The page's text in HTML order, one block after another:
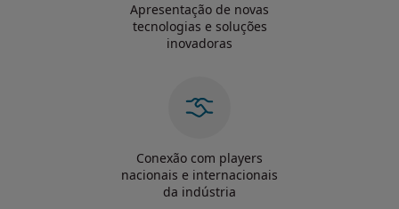
Apresentação de novas
tecnologias e soluções
inovadoras
Conexão com players
nacionais e internacionais
da indústria